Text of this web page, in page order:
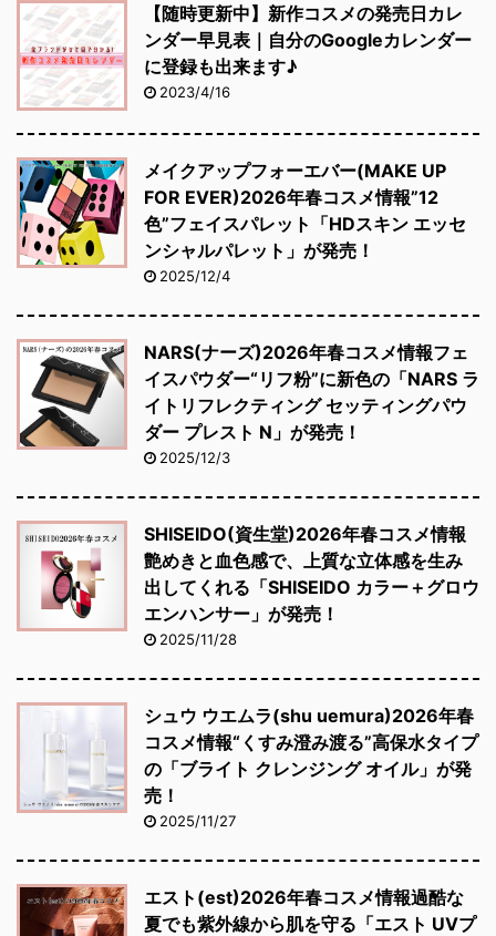
【随時更新中】新作コスメの発売日カレ
ンダー早見表｜自分のGoogleカレンダー
に登録も出来ます♪
2023/4/16
メイクアップフォーエバー(MAKE UP
FOR EVER)2026年春コスメ情報”12
色”フェイスパレット「HDスキン エッセ
ンシャルパレット」が発売！
2025/12/4
NARS(ナーズ)2026年春コスメ情報フェ
イスパウダー“リフ粉”に新色の「NARS ラ
イトリフレクティング セッティングパウ
ダー プレスト N」が発売！
2025/12/3
SHISEIDO(資生堂)2026年春コスメ情報
艶めきと血色感で、上質な立体感を生み
出してくれる「SHISEIDO カラー＋グロウ
エンハンサー」が発売！
2025/11/28
シュウ ウエムラ(shu uemura)2026年春
コスメ情報“くすみ澄み渡る”高保水タイプ
の「ブライト クレンジング オイル」が発
売！
2025/11/27
エスト(est)2026年春コスメ情報過酷な
夏でも紫外線から肌を守る「エスト UVプ